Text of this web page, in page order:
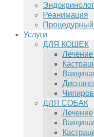
Реанимация
Процедурный
Услуги
ДЛЯ КОШЕК
ДЛЯ СОБАК
Лечение